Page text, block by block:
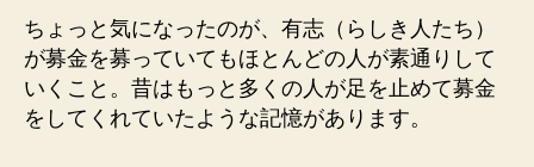
ちょっと気になったのが、有志（らしき人たち）
が募金を募っていてもほとんどの人が素通りして
いくこと。昔はもっと多くの人が足を止めて募金
をしてくれていたような記憶があります。